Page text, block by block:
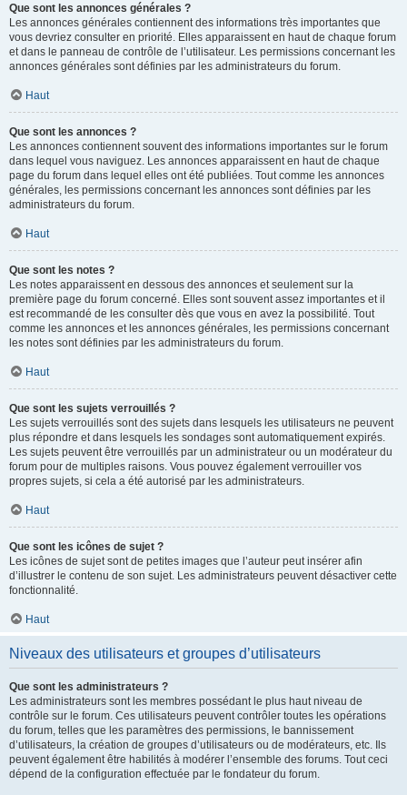
Que sont les annonces générales ?
Les annonces générales contiennent des informations très importantes que
vous devriez consulter en priorité. Elles apparaissent en haut de chaque forum
et dans le panneau de contrôle de l’utilisateur. Les permissions concernant les
annonces générales sont définies par les administrateurs du forum.
Haut
Que sont les annonces ?
Les annonces contiennent souvent des informations importantes sur le forum
dans lequel vous naviguez. Les annonces apparaissent en haut de chaque
page du forum dans lequel elles ont été publiées. Tout comme les annonces
générales, les permissions concernant les annonces sont définies par les
administrateurs du forum.
Haut
Que sont les notes ?
Les notes apparaissent en dessous des annonces et seulement sur la
première page du forum concerné. Elles sont souvent assez importantes et il
est recommandé de les consulter dès que vous en avez la possibilité. Tout
comme les annonces et les annonces générales, les permissions concernant
les notes sont définies par les administrateurs du forum.
Haut
Que sont les sujets verrouillés ?
Les sujets verrouillés sont des sujets dans lesquels les utilisateurs ne peuvent
plus répondre et dans lesquels les sondages sont automatiquement expirés.
Les sujets peuvent être verrouillés par un administrateur ou un modérateur du
forum pour de multiples raisons. Vous pouvez également verrouiller vos
propres sujets, si cela a été autorisé par les administrateurs.
Haut
Que sont les icônes de sujet ?
Les icônes de sujet sont de petites images que l’auteur peut insérer afin
d’illustrer le contenu de son sujet. Les administrateurs peuvent désactiver cette
fonctionnalité.
Haut
Niveaux des utilisateurs et groupes d’utilisateurs
Que sont les administrateurs ?
Les administrateurs sont les membres possédant le plus haut niveau de
contrôle sur le forum. Ces utilisateurs peuvent contrôler toutes les opérations
du forum, telles que les paramètres des permissions, le bannissement
d’utilisateurs, la création de groupes d’utilisateurs ou de modérateurs, etc. Ils
peuvent également être habilités à modérer l’ensemble des forums. Tout ceci
dépend de la configuration effectuée par le fondateur du forum.